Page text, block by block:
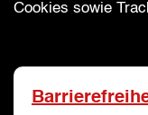
Cookies sowie
Bitte